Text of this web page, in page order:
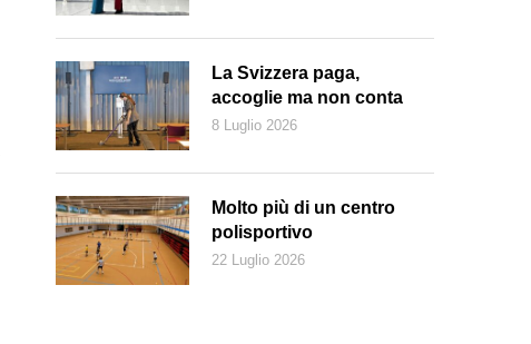
La Svizzera paga,
accoglie ma non conta
8 Luglio 2026
Molto più di un centro
polisportivo
22 Luglio 2026